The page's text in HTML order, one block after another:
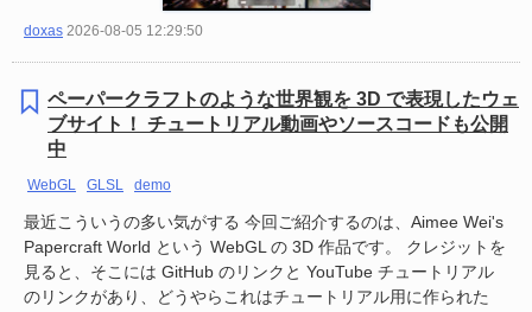
doxas 2026-08-05 12:29:50
ペーパークラフトのような世界観を 3D で表現したウェ
ブサイト！ チュートリアル動画やソースコードも公開
中
WebGL GLSL demo
最近こういうの多い気がする 今回ご紹介するのは、Aimee Wei's
Papercraft World という WebGL の 3D 作品です。 クレジットを
見ると、そこには GitHub のリンクと YouTube チュートリアル
のリンクがあり、どうやらこれはチュートリアル用に作られた